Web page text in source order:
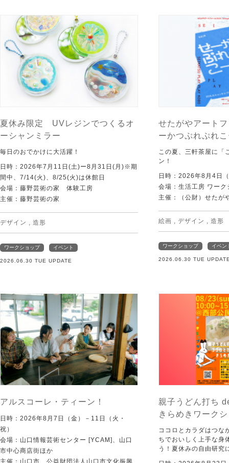
夏休み限定 UVレジンでつくるオ
ーシャンミラー
毎日のおでかけに大活躍！
日時：2026年7月11日(土)ー8月31日(月)※期
間中、7/14(火)、8/25(火)は休館日
会場：藤野芸術の家 体験工房
主催：藤野芸術の家
デザイン , 造形
ワークショップ イベント
2026.06.30 TUE UPDATE
せたがやアート
ーかつぷれぷれ
この夏、三軒茶屋に「
ン！
日時：2026年8月4日
会場：生活工房 ワー
主催：（公財）せたが
絵画 , デザイン , 造形
ワークショップ イベン
2026.06.30 TUE
アルスコーレ・ティーン！
日時：2026年8月7日（金）－11日（火・
祝）
会場：山口情報芸術センター [YCAM]、山口
市中心商店街ほか
主催：山口市、公益財団法人山口市文化振興
親子うどん打ち
きらめきワーク
ココロとカラダはつな
ちでおいしく上手な身
う！夏休みの自由研究